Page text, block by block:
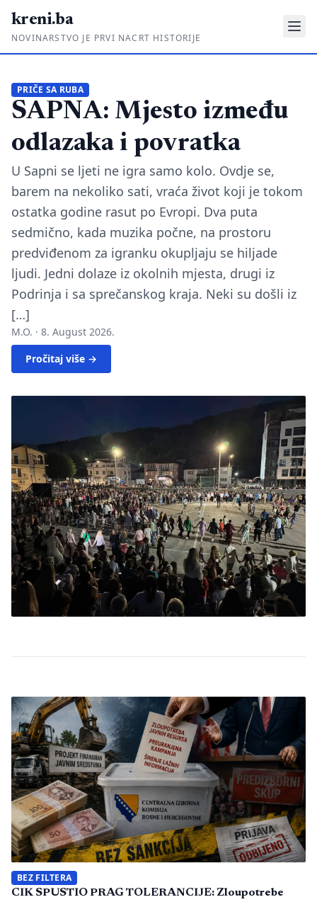
kreni.ba
NOVINARSTVO JE PRVI NACRT HISTORIJE
Priče sa ruba
Ponos i glas
Daljinski u ruke
Romski put
O nama
Impressum
Kontakt
PRIČE SA RUBA
SAPNA: Mjesto između
odlazaka i povratka
U Sapni se ljeti ne igra samo kolo. Ovdje se,
barem na nekoliko sati, vraća život koji je tokom
ostatka godine rasut po Evropi. Dva puta
sedmično, kada muzika počne, na prostoru
predviđenom za igranku okupljaju se hiljade
ljudi. Jedni dolaze iz okolnih mjesta, drugi iz
Podrinja i sa sprečanskog kraja. Neki su došli iz
[…]
M.O. · 8. August 2026.
Pročitaj više →
BEZ FILTERA
CIK SPUSTIO PRAG TOLERANCIJE: Zloupotrebe